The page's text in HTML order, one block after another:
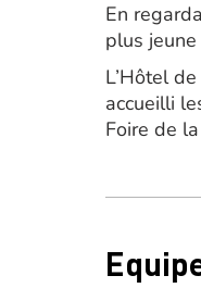
En
plus
L’Hôtel
accueilli
Foire de